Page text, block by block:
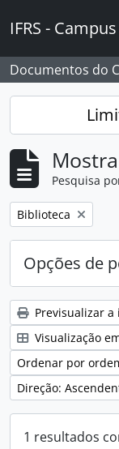
IFRS -
Documentos do
Pesquisa
Remover filtro:
Biblioteca
Opções de
Previsualizar a
Visualização
Ordenar por
Direção:
1 resultados